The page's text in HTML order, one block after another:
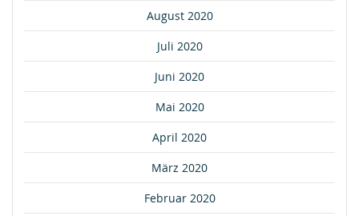
August 2020
Juli 2020
Juni 2020
Mai 2020
April 2020
März 2020
Februar 2020